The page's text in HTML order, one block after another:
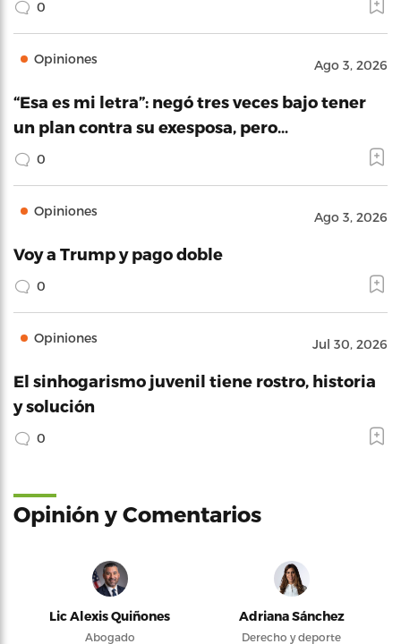
0
Opiniones Ago 3, 2026
“Esa es mi letra”: negó tres veces bajo tener
un plan contra su exesposa, pero…
0
Opiniones Ago 3, 2026
Voy a Trump y pago doble
0
Opiniones Jul 30, 2026
El sinhogarismo juvenil tiene rostro, historia
y solución
0
Opinión y Comentarios
Lic Alexis Quiñones
Abogado
Adriana Sánchez
Derecho y deporte